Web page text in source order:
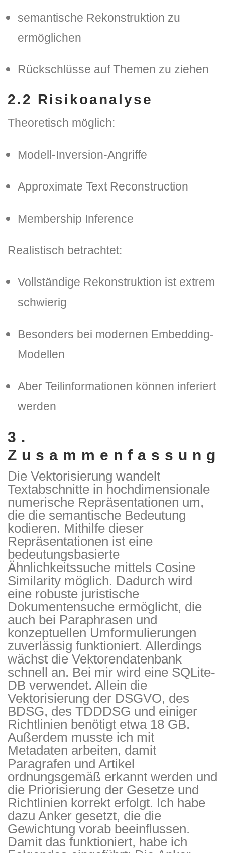
semantische Rekonstruktion zu
ermöglichen
Rückschlüsse auf Themen zu ziehen
2.2 Risikoanalyse
Theoretisch möglich:
Modell-Inversion-Angriffe
Approximate Text Reconstruction
Membership Inference
Realistisch betrachtet:
Vollständige Rekonstruktion ist extrem
schwierig
Besonders bei modernen Embedding-
Modellen
Aber Teilinformationen können inferiert
werden
3.
Zusammenfassung
Die Vektorisierung wandelt
Textabschnitte in hochdimensionale
numerische Repräsentationen um,
die die semantische Bedeutung
kodieren. Mithilfe dieser
Repräsentationen ist eine
bedeutungsbasierte
Ähnlichkeitssuche mittels Cosine
Similarity möglich. Dadurch wird
eine robuste juristische
Dokumentensuche ermöglicht, die
auch bei Paraphrasen und
konzeptuellen Umformulierungen
zuverlässig funktioniert. Allerdings
wächst die Vektorendatenbank
schnell an. Bei mir wird eine SQLite-
DB verwendet. Allein die
Vektorisierung der DSGVO, des
BDSG, des TDDDSG und einiger
Richtlinien benötigt etwa 18 GB.
Außerdem musste ich mit
Metadaten arbeiten, damit
Paragrafen und Artikel
ordnungsgemäß erkannt werden und
die Priorisierung der Gesetze und
Richtlinien korrekt erfolgt. Ich habe
dazu Anker gesetzt, die die
Gewichtung vorab beeinflussen.
Damit das funktioniert, habe ich